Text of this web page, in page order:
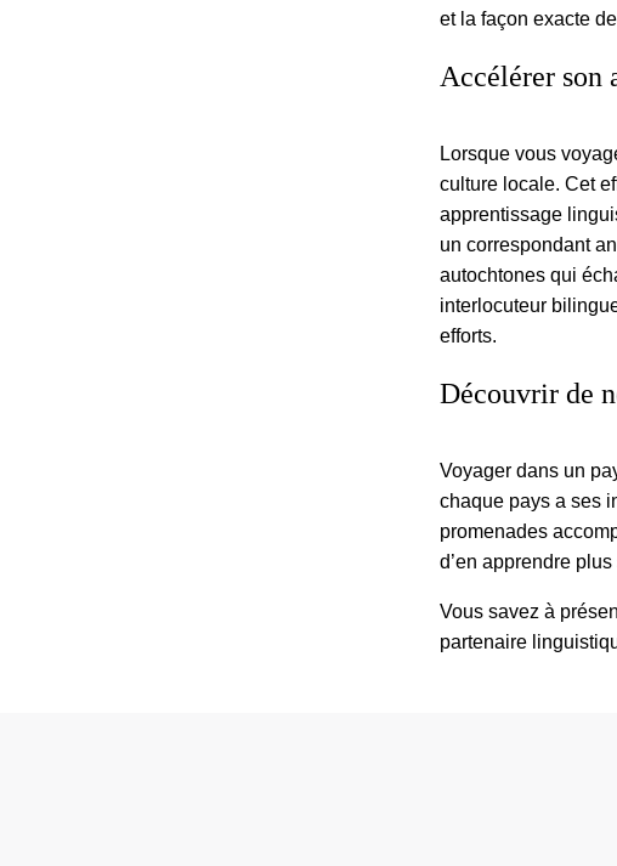
et la façon exacte
Accélérer son
Lorsque vous
culture locale. Cet
apprentissage
un correspondant
autochtones qui
interlocuteur
efforts.
Découvrir de
Voyager dans un
chaque pays a ses
promenades
d’en apprendre
Vous savez à
partenaire